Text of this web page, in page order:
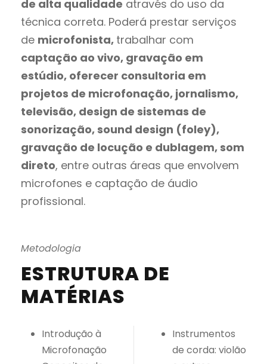
de alta qualidade através do uso da
técnica correta. Poderá prestar serviços
de microfonista, trabalhar com
captação ao vivo, gravação em
estúdio, oferecer consultoria em
projetos de microfonação, jornalismo,
televisão, design de sistemas de
sonorização, sound design (foley),
gravação de locução e dublagem, som
direto, entre outras áreas que envolvem
microfones e captação de áudio
profissional.
Metodologia
ESTRUTURA DE
MATÉRIAS
Introdução à
Microfonação
Instrumentos
de corda: violão